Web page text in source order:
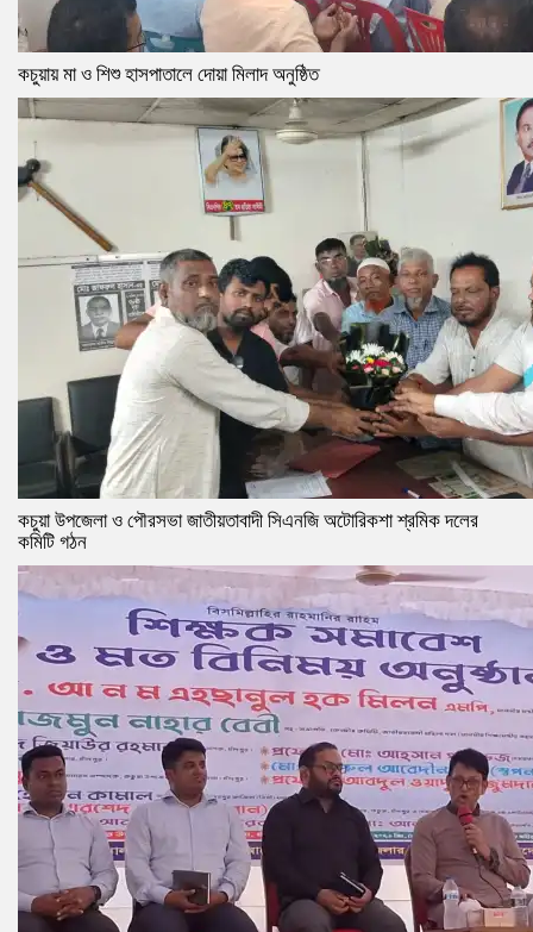
কচুয়ায় মা ও শিশু হাসপাতালে দোয়া মিলাদ অনুষ্ঠিত
কচুয়া উপজেলা ও পৌরসভা জাতীয়তাবাদী সিএনজি অটোরিকশা শ্রমিক দলের
কমিটি গঠন